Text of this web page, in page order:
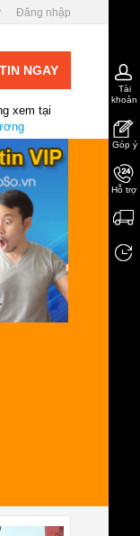
Đăng nhập
NGAY
xem tại
Tài
khoản
Góp ý
Hỗ trợ